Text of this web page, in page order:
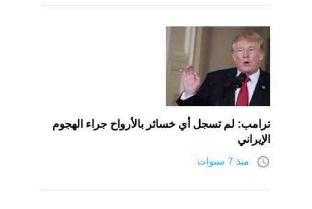
ترامب: لم تسجل أي خسائر بالأرواح جراء الهجوم
الإيراني
access_time منذ 7 سنوات